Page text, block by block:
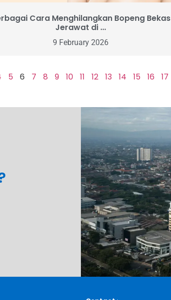
Cara Menghilangkan Bopeng Bekas
Jerawat di ...
9 February 2026
5 6 7 8 9 10 11 12 13 14 15 16 17